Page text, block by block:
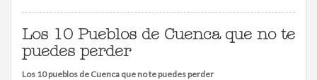
Los 10 Pueblos de Cuenca que no te
puedes perder
Los 10 pueblos de Cuenca que no te puedes perder